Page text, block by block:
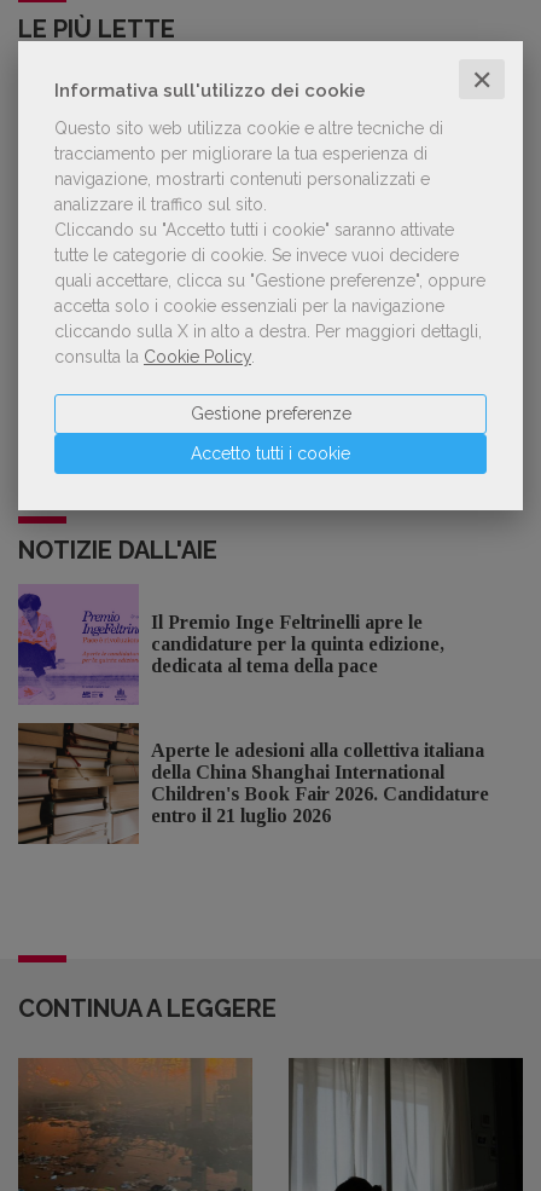
Informativa sull'utilizzo dei cookie ✕
Questo sito web utilizza cookie e altre tecniche di
tracciamento per migliorare la tua esperienza di
navigazione, mostrarti contenuti personalizzati e
analizzare il traffico sul sito.
Cliccando su "Accetto tutti i cookie" saranno attivate
tutte le categorie di cookie. Se invece vuoi decidere
quali accettare, clicca su "Gestione preferenze", oppure
accetta solo i cookie essenziali per la navigazione
cliccando sulla X in alto a destra.
Per maggiori dettagli,
consulta la Cookie Policy
Accetto tutti i cookie
Gestione preferenze
LE PIÙ LETTE
sull’intelligenza artificiale
Kobo ha rifiutato il 45% dei testi ricevuti per
sospetto utilizzo dell’IA
impareggiabile». Simona Musmeci, product
manager ebook e audiolibri
NOTIZIE DALL'AIE
Il Premio Inge Feltrinelli apre le
candidature per la quinta edizione,
dedicata al tema della pace
Aperte le adesioni alla collettiva italiana
della China Shanghai International
Children's Book Fair 2026. Candidature
entro il 21 luglio 2026
CONTINUA A LEGGERE